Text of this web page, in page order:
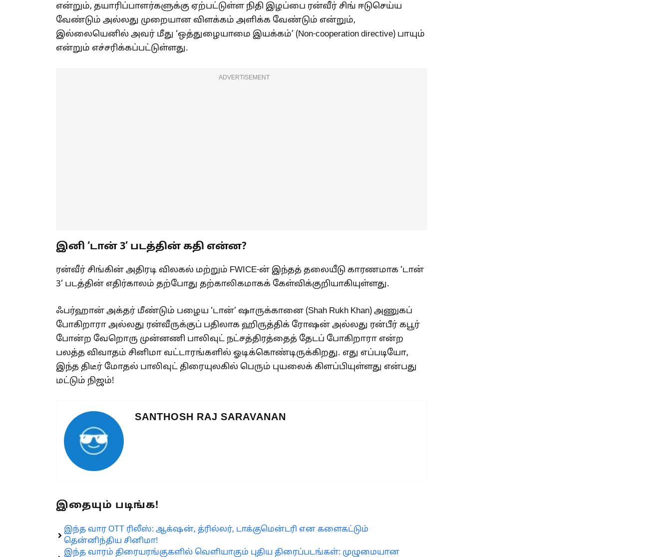
என்றும், தயாரிப்பாளர்களுக்கு ஏற்பட்டுள்ள நிதி இழப்பை ரன்வீர் சிங் ஈடுசெய்ய
வேண்டும் அல்லது முறையான விளக்கம் அளிக்க வேண்டும் என்றும்,
இல்லையெனில் அவர் மீது ‘ஒத்துழையாமை இயக்கம்’ (Non-cooperation directive) பாயும்
என்றும் எச்சரிக்கப்பட்டுள்ளது.
ADVERTISEMENT
இனி ‘டான் 3’ படத்தின் கதி என்ன?
ரன்வீர் சிங்கின் அதிரடி விலகல் மற்றும் FWICE-ன் இந்தத் தலையீடு காரணமாக ‘டான்
3’ படத்தின் எதிர்காலம் தற்போது தற்காலிகமாகக் கேள்விக்குறியாகியுள்ளது.
ஃபர்ஹான் அக்தர் மீண்டும் பழைய ‘டான்’ ஷாருக்கானை (Shah Rukh Khan) அணுகப்
போகிறாரா அல்லது ரன்வீருக்குப் பதிலாக ஹிருத்திக் ரோஷன் அல்லது ரன்பீர் கபூர்
போன்ற வேறொரு முன்னணி பாலிவுட் நட்சத்திரத்தைத் தேடப் போகிறாரா என்ற
பலத்த விவாதம் சினிமா வட்டாரங்களில் ஓடிக்கொண்டிருக்கிறது. எது எப்படியோ,
இந்த திடீர் மோதல் பாலிவுட் திரையுலகில் பெரும் புயலைக் கிளப்பியுள்ளது என்பது
மட்டும் நிஜம்!
SANTHOSH RAJ SARAVANAN
இதையும் படிங்க!
இந்த வார OTT ரிலீஸ்: ஆக்‌ஷன், த்ரில்லர், டாக்குமென்டரி என களைகட்டும்
தென்னிந்திய சினிமா!
இந்த வாரம் திரையரங்குகளில் வெளியாகும் புதிய திரைப்படங்கள்: முழுமையான